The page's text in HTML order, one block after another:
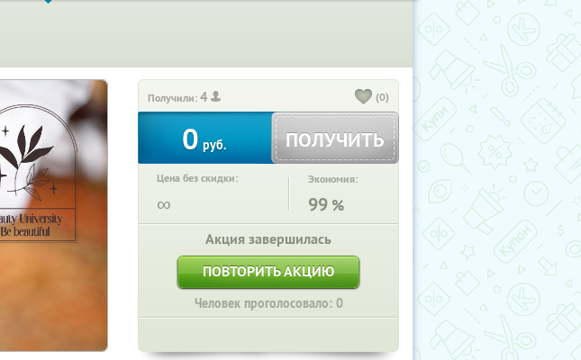
Получили:4 (0)
0 руб. ПОЛУЧИТЬ
Цена без скидки:
∞
Экономия:
99 %
Акция завершилась
ПОВТОРИТЬ АКЦИЮ
Человек проголосовало: 0